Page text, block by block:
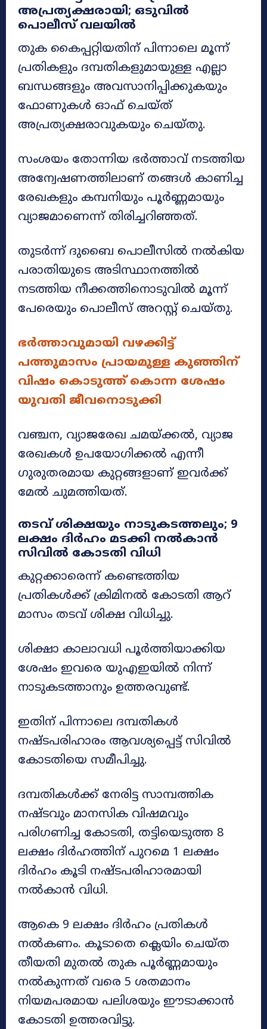
അപ്രത്യക്ഷരായി; ഒടുവിൽ
പൊലീസ് വലയിൽ
തുക കൈപ്പറ്റിയതിന് പിന്നാലെ മൂന്ന്
പ്രതികളും ദമ്പതികളുമായുള്ള എല്ലാ
ബന്ധങ്ങളും അവസാനിപ്പിക്കുകയും
ഫോണുകൾ ഓഫ് ചെയ്ത്
അപ്രത്യക്ഷരാവുകയും ചെയ്തു.
സംശയം തോന്നിയ ഭർത്താവ് നടത്തിയ
അന്വേഷണത്തിലാണ് തങ്ങൾ കാണിച്ച
രേഖകളും കമ്പനിയും പൂർണ്ണമായും
വ്യാജമാണെന്ന് തിരിച്ചറിഞ്ഞത്.
തുടർന്ന് ദുബൈ പൊലീസിൽ നൽകിയ
പരാതിയുടെ അടിസ്ഥാനത്തിൽ
നടത്തിയ നീക്കത്തിനൊടുവിൽ മൂന്ന്
പേരെയും പൊലീസ് അറസ്റ്റ് ചെയ്തു.
ഭർത്താവുമായി വഴക്കിട്ട്
പത്തുമാസം പ്രായമുള്ള കുഞ്ഞിന്
വിഷം കൊടുത്ത് കൊന്ന ശേഷം
യുവതി ജീവനൊടുക്കി
വഞ്ചന, വ്യാജരേഖ ചമയ്ക്കൽ, വ്യാജ
രേഖകൾ ഉപയോഗിക്കൽ എന്നീ
ഗുരുതരമായ കുറ്റങ്ങളാണ് ഇവർക്ക്
മേൽ ചുമത്തിയത്.
തടവ് ശിക്ഷയും നാടുകടത്തലും; 9
ലക്ഷം ദിർഹം മടക്കി നൽകാൻ
സിവിൽ കോടതി വിധി
കുറ്റക്കാരെന്ന് കണ്ടെത്തിയ
പ്രതികൾക്ക് ക്രിമിനൽ കോടതി ആറ്
മാസം തടവ് ശിക്ഷ വിധിച്ചു.
ശിക്ഷാ കാലാവധി പൂർത്തിയാക്കിയ
ശേഷം ഇവരെ യുഎഇയിൽ നിന്ന്
നാടുകടത്താനും ഉത്തരവുണ്ട്.
ഇതിന് പിന്നാലെ ദമ്പതികൾ
നഷ്ടപരിഹാരം ആവശ്യപ്പെട്ട് സിവിൽ
കോടതിയെ സമീപിച്ചു.
ദമ്പതികൾക്ക് നേരിട്ട സാമ്പത്തിക
നഷ്ടവും മാനസിക വിഷമവും
പരിഗണിച്ച കോടതി, തട്ടിയെടുത്ത 8
ലക്ഷം ദിർഹത്തിന് പുറമെ 1 ലക്ഷം
ദിർഹം കൂടി നഷ്ടപരിഹാരമായി
നൽകാൻ വിധി.
ആകെ 9 ലക്ഷം ദിർഹം പ്രതികൾ
നൽകണം. കൂടാതെ ക്ലെയിം ചെയ്ത
തീയതി മുതൽ തുക പൂർണ്ണമായും
നൽകുന്നത് വരെ 5 ശതമാനം
നിയമപരമായ പലിശയും ഈടാക്കാൻ
കോടതി ഉത്തരവിട്ടു.